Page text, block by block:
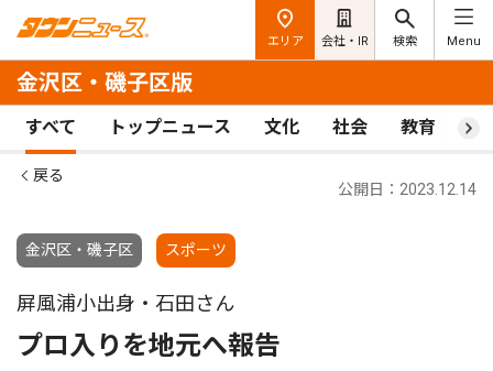
エリア 会社・IR 検索 Menu
金沢区・磯子区版
すべて トップニュース 文化 社会 教育 ス
戻る
金沢区・磯子区 スポーツ
公開日：2023.12.14
屏風浦小出身・石田さん
プロ入りを地元へ報告